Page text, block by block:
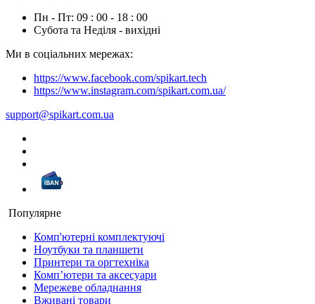
Пн - Пт: 09 : 00 - 18 : 00
Субота та Неділя - вихідні
Ми в соціальних мережах:
https://www.facebook.com/spikart.tech
https://www.instagram.com/spikart.com.ua/
support@spikart.com.ua
Популярне
Комп'ютерні комплектуючі
Ноутбуки та планшети
Принтери та оргтехніка
Компʼютери та аксесуари
Мережеве обладнання
Вживані товари